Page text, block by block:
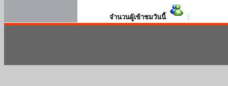
จำนวนผู้เข้าชมวันนี้ :